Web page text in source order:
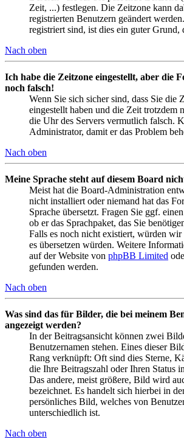
Zeit, ...) festlegen. Die Zeitzone kann
registrierten Benutzern geändert
registriert sind, ist dies ein guter Grund,
Nach oben
Ich habe die Zeitzone eingestellt, aber die
noch falsch!
Wenn Sie sich sicher sind, dass Sie die
eingestellt haben und die Zeit trotzdem
die Uhr des Servers vermutlich falsch.
Administrator, damit er das Problem
Nach oben
Meine Sprache steht auf diesem Board
Meist hat die Board-Administration
nicht installiert oder niemand hat das
Sprache übersetzt. Fragen Sie ggf.
ob er das Sprachpaket, das Sie
Falls es noch nicht existiert, würden
es übersetzen würden. Weitere
auf der Website von phpBB Limited
gefunden werden.
Nach oben
Was sind das für Bilder, die bei meinem
angezeigt werden?
In der Beitragsansicht können zwei
Benutzernamen stehen. Eines dieser
Rang verknüpft: Oft sind dies Sterne,
die Ihre Beitragszahl oder Ihren Status
Das andere, meist größere, Bild wird
bezeichnet. Es handelt sich hierbei in
persönliches Bild, welches von
unterschiedlich ist.
Nach oben